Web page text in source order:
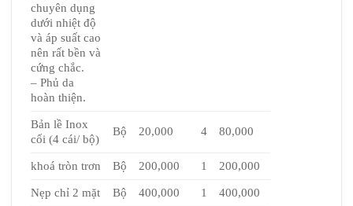
chuyên dụng
dưới nhiệt độ
và áp suất cao
nên rất bền và
cứng chắc.
– Phủ da
hoàn thiện.
Bản lề Inox
cối (4 cái/ bộ)
Bộ 20,000 4 80,000
khoá tròn trơn Bộ 200,000 1 200,000
Nẹp chỉ 2 mặt Bộ 400,000 1 400,000